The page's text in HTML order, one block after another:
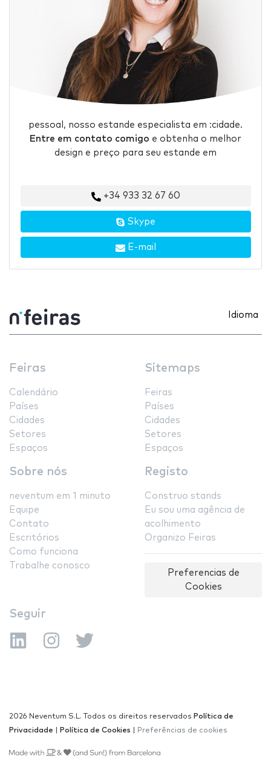
pessoal, nosso estande especialista em :cidade.
Entre em contato comigo e obtenha o melhor
design e preço para seu estande em
+34 933 32 67 60
Skype
E-mail
Idioma
Feiras
Calendário
Países
Cidades
Setores
Espaços
Sitemaps
Feiras
Países
Cidades
Setores
Espaços
Sobre nós
neventum em 1 minuto
Equipe
Contato
Escritórios
Como funciona
Trabalhe conosco
Registo
Construo stands
Eu sou uma agência de
acolhimento
Organizo Feiras
Preferencias de
Cookies
Seguir
2026 Neventum S.L. Todos os direitos reservados Política de
Privacidade
Política de Cookies Preferências de cookies